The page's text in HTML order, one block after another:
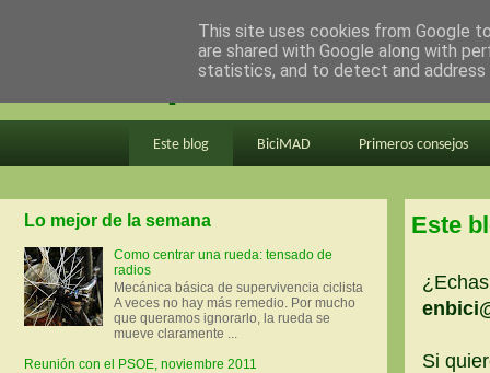
en bici por madrid
Este blog BiciMAD Primeros consejos
Este
Si
Lo mejor de la semana
Como centrar una rueda: tensado de
radios
Mecánica básica de supervivencia ciclista
A veces no hay más remedio. Por mucho
que queramos ignorarlo, la rueda se
mueve claramente ...
Reunión con el PSOE, noviembre 2011
This site uses cookies from Google
are shared with Google along with
statistics, and to detect and address